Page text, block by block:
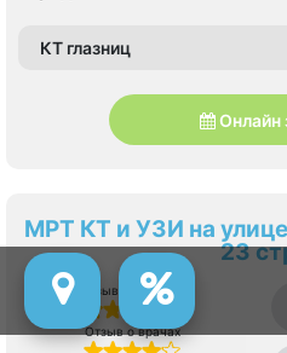
Нагорная, Нахимовский
КТ глазниц
Онлайн
МРТ КТ и УЗИ на
23
Отзыв о сервисе
Отзыв о врачах